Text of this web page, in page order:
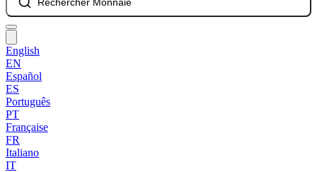
English
EN
Español
ES
Português
PT
Française
FR
Italiano
IT